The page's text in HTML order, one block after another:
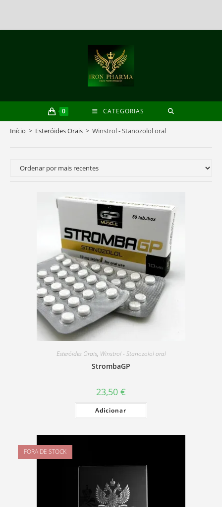
0 CATEGORIAS
Início > Esteróides Orais > Winstrol - Stanozolol oral
Esteróides Orais, Winstrol - Stanozolol oral
StrombaGP
23,50 €
Adicionar
FORA DE STOCK